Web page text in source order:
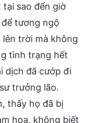
tại sao đến giờ
tương ngộ
lên trời mà không
tình trạng hết
dịch đã cướp đi
trưởng lão.
thấy họ đã bị
họa, không biết